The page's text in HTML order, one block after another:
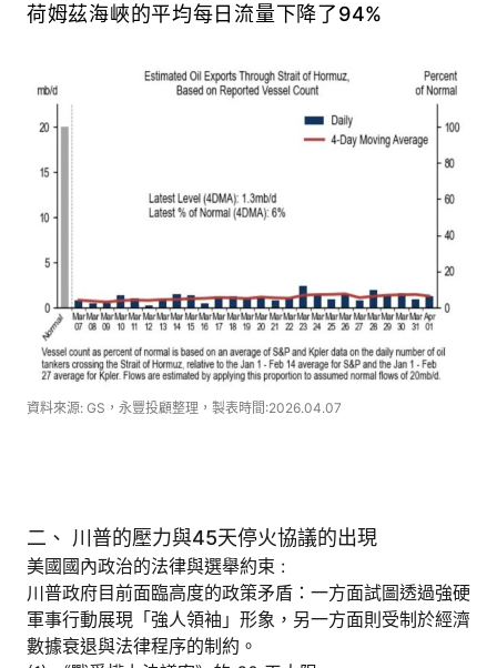
荷姆茲海峽的平均每日流量下降了94%
資料來源: GS，永豐投顧整理，製表時間:2026.04.07
二、 川普的壓力與45天停火協議的出現
美國國內政治的法律與選舉約束 :
川普政府目前面臨高度的政策矛盾：一方面試圖透過強硬
軍事行動展現「強人領袖」形象，另一方面則受制於經濟
數據衰退與法律程序的制約。